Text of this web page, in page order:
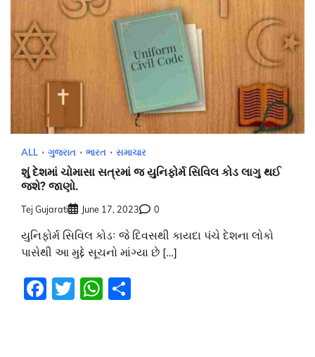
ALL ગુજરાત ભારત સમાચાર
શું દેશમાં ચોમાસા સત્રમાં જ યુનિફોર્મ સિવિલ કોડ લાગુ થઈ
જશે? જાણો.
Tej Gujarati June 17, 2023 0
યુનિફોર્મ સિવિલ કોડઃ જે દિવસથી કાયદા પંચે દેશના લોકો
પાસેથી આ મુદ્દે સૂચનો માંગ્યા છે […]
Facebook
TwitterWhatsApp